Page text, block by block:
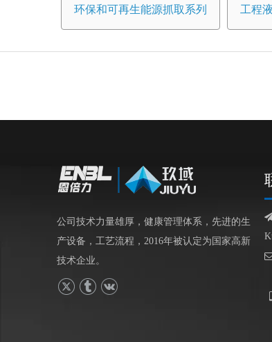
环保和可再生能源抓取系列 工程
公司技术力量雄厚，健康管理体系，先进的生
产设备，工艺流程，2016年被认定为国家高新
技术企业。